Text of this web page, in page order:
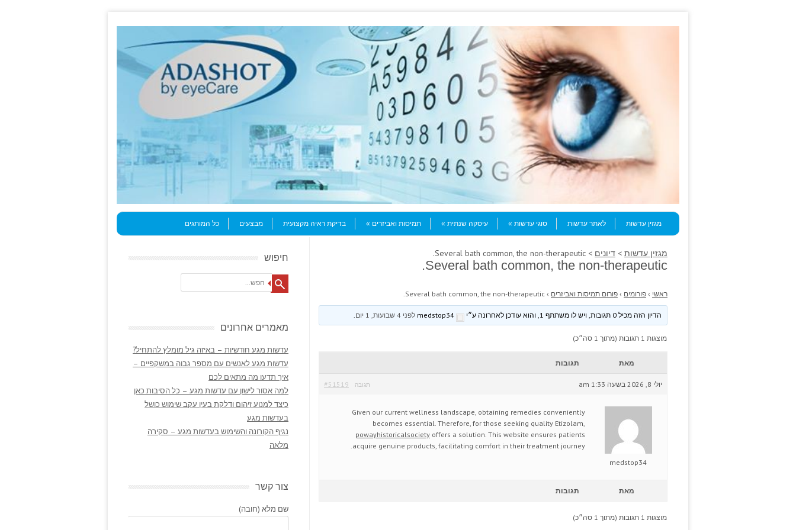
Menu
Skip to content
מגזין עדשות
לאתר עדשות סוגי עדשות עיסקה שנתית תמיסות ואביזרים בדיקת ראיה מקצועית מבצעים כל המותגים
מגזין עדשות > דיונים > Several bath common, the non-therapeutic.
Several bath common, the non-therapeutic.
ראשי › פורומים › פורום תמיסות ואביזרים ›
Several bath common, the non-therapeutic.
הדיון הזה מכיל 0 תגובות, ויש לו משתתף 1, והוא עודכן לאחרונה ע״י medstop34 לפני 4 שבועות, 1 יום
מוצגות 1 תגובות (מתוך 1 סה״כ)
מאת תגובות
יולי 8, 2026 בשעה 1:33 am #51519 תגובה
medstop34
Given our current wellness landscape, obtaining remedies conveniently
becomes essential. Therefore, for those seeking quality Etizolam,
powayhistoricalsociety offers a solution. This website ensures patients
acquire genuine products, facilitating comfort in their treatment journey.
מאת תגובות
מוצגות 1 תגובות (מתוך 1 סה״כ)
חיפוש
Search
מאמרים אחרונים
עדשות מגע חודשיות – באיזה גיל מומלץ להתחיל?
עדשות מגע לאנשים עם מספר גבוה במשקפיים –
איך תדעו מה מתאים לכם
למה אסור לישון עם עדשות מגע – כל הסיבות כאן
כיצד למנוע זיהום ודלקת בעין עקב שימוש כושל
בעדשות מגע
נגיף הקורונה והשימוש בעדשות מגע – סקירה
מלאה
צור קשר
שם מלא (חובה)